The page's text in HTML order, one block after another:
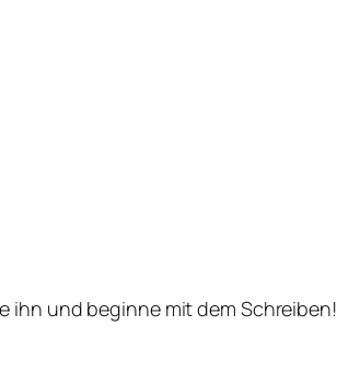
ihn und beginne mit dem Schreiben!